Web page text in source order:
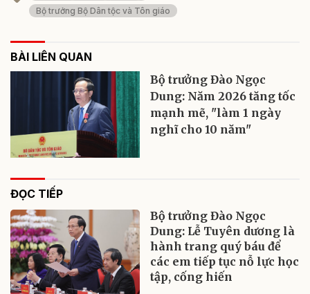
Bộ trưởng Bộ Dân tộc và Tôn giáo
BÀI LIÊN QUAN
Bộ trưởng Đào Ngọc
Dung: Năm 2026 tăng tốc
mạnh mẽ, "làm 1 ngày
nghĩ cho 10 năm"
ĐỌC TIẾP
Bộ trưởng Đào Ngọc
Dung: Lễ Tuyên dương là
hành trang quý báu để
các em tiếp tục nỗ lực học
tập, cống hiến